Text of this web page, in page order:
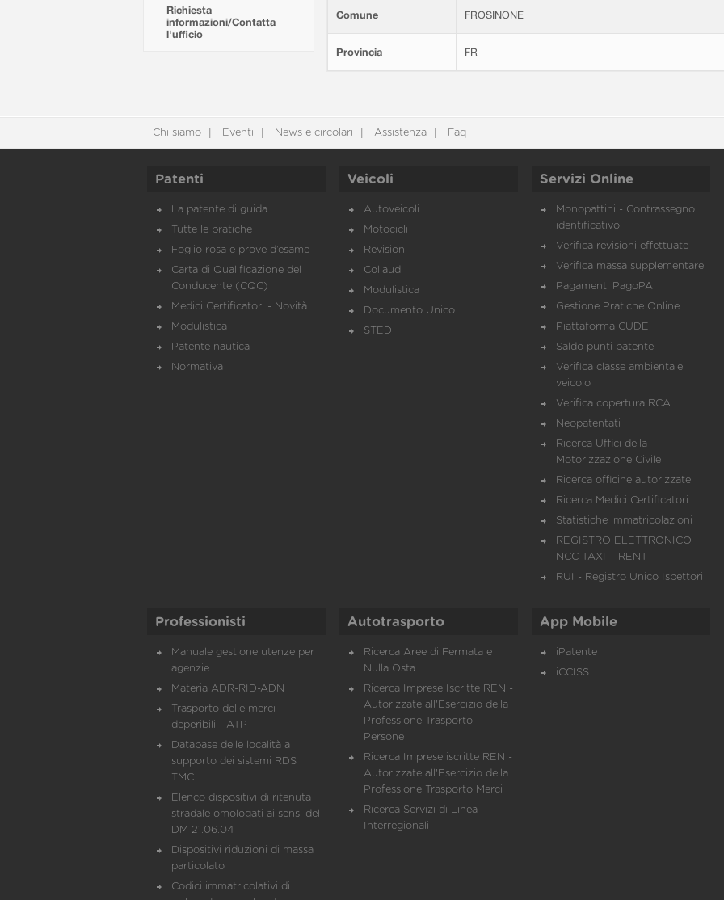
Richiesta
informazioni/Contatta
l'ufficio
Comune FROSINONE
Provincia FR
Chi siamo Eventi News e circolari Assistenza Faq
Patenti
La patente di guida
Tutte le pratiche
Foglio rosa e prove d’esame
Carta di Qualificazione del
Conducente (CQC)
Medici Certificatori - Novità
Modulistica
Patente nautica
Normativa
Veicoli
Autoveicoli
Motocicli
Revisioni
Collaudi
Modulistica
Documento Unico
STED
Servizi Online
Monopattini - Contrassegno
identificativo
Verifica revisioni effettuate
Verifica massa supplementare
Pagamenti PagoPA
Gestione Pratiche Online
Piattaforma CUDE
Saldo punti patente
Verifica classe ambientale
veicolo
Verifica copertura RCA
Neopatentati
Ricerca Uffici della
Motorizzazione Civile
Ricerca officine autorizzate
Ricerca Medici Certificatori
Statistiche immatricolazioni
REGISTRO ELETTRONICO
NCC TAXI – RENT
RUI - Registro Unico Ispettori
Professionisti
Manuale gestione utenze per
agenzie
Materia ADR-RID-ADN
Trasporto delle merci
deperibili - ATP
Database delle località a
supporto dei sistemi RDS
TMC
Elenco dispositivi di ritenuta
stradale omologati ai sensi del
DM 21.06.04
Dispositivi riduzioni di massa
particolato
Codici immatricolativi di
Autotrasporto
Ricerca Aree di Fermata e
Nulla Osta
Ricerca Imprese Iscritte REN -
Autorizzate all'Esercizio della
Professione Trasporto
Persone
Ricerca Imprese iscritte REN -
Autorizzate all'Esercizio della
Professione Trasporto Merci
Ricerca Servizi di Linea
Interregionali
App Mobile
iPatente
iCCISS